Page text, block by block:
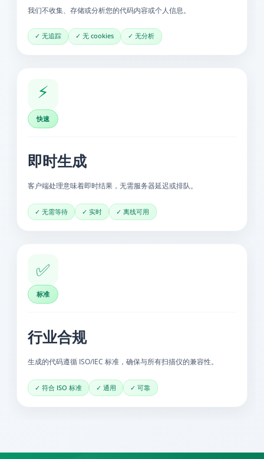
我们不收集、存储或分析您的代码内容或个人信息。
✓ 无追踪 ✓ 无 cookies ✓ 无分析
⚡
快速
即时生成
客户端处理意味着即时结果，无需服务器延迟或排队。
✓ 无需等待 ✓ 实时 ✓ 离线可用
✅
标准
行业合规
生成的代码遵循 ISO/IEC 标准，确保与所有扫描仪的兼容性。
✓ 符合 ISO 标准 ✓ 通用 ✓ 可靠